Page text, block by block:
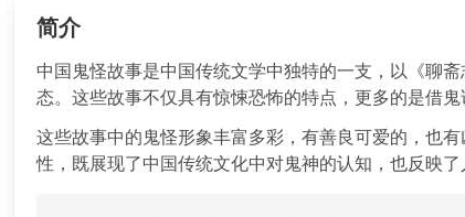
简介
中国鬼怪故事是中国传统文学中独特的一支，以《聊
态。这些故事不仅具有惊悚恐怖的特点，更多的是借
这些故事中的鬼怪形象丰富多彩，有善良可爱的，也
性，既展现了中国传统文化中对鬼神的认知，也反映了